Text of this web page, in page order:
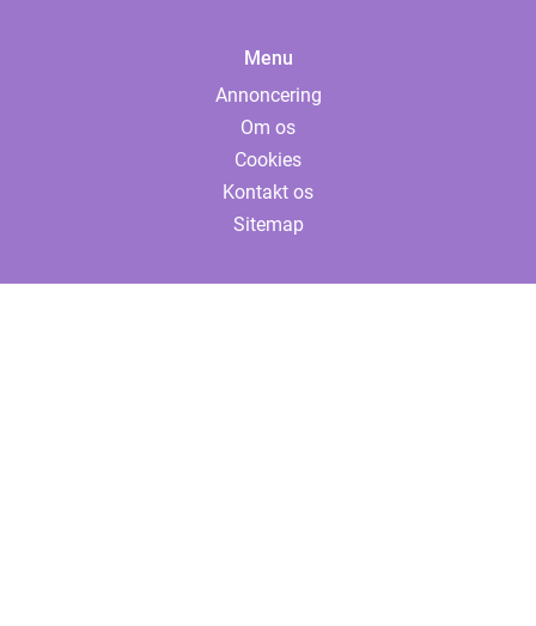
Menu
Annoncering
Om os
Cookies
Kontakt os
Sitemap